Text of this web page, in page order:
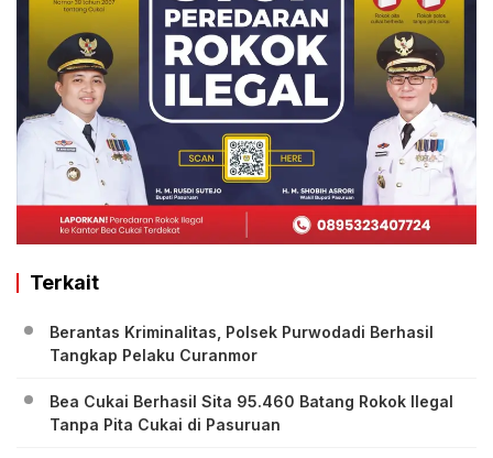
Terkait
Berantas Kriminalitas, Polsek Purwodadi Berhasil
Tangkap Pelaku Curanmor
Bea Cukai Berhasil Sita 95.460 Batang Rokok Ilegal
Tanpa Pita Cukai di Pasuruan